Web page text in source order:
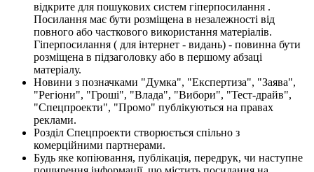
відкрите для пошукових систем гіперпосилання .
Посилання має бути розміщена в незалежності від
повного або часткового використання матеріалів.
Гіперпосилання ( для інтернет - видань) - повинна бути
розміщена в підзаголовку або в першому абзаці
матеріалу.
Новини з позначками "Думка", "Експертиза", "Заява",
"Регіони", "Гроші", "Влада", "Вибори", "Тест-драйв",
"Спецпроекти", "Промо" публікуються на правах
реклами.
Розділ Спецпроекти створюється спільно з
комерційними партнерами.
Будь яке копіювання, публікація, передрук, чи наступне